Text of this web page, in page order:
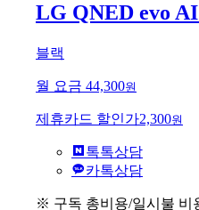
LG QNED evo
블랙
월 요금 44,300원
제휴카드 할인가2,300원
톡톡상담
카톡상담
※ 구독 총비용/일시불 비